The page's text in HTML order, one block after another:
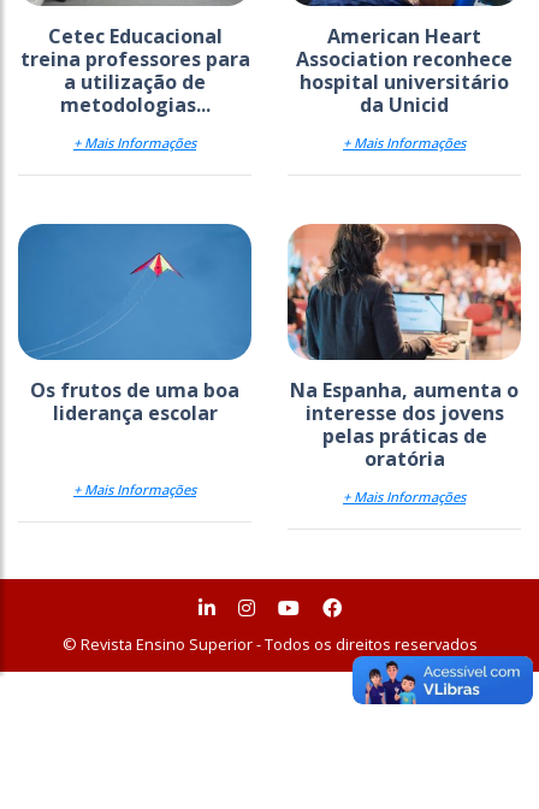
Cetec Educacional
treina professores para
a utilização de
metodologias...
+ Mais Informações
American Heart
Association reconhece
hospital universitário
da Unicid
+ Mais Informações
Os frutos de uma boa
liderança escolar
+ Mais Informações
Na Espanha, aumenta o
interesse dos jovens
pelas práticas de
oratória
+ Mais Informações
© Revista Ensino Superior - Todos os direitos reservados